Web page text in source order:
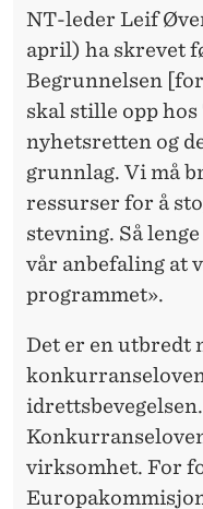
NT-leder Leif
april) ha skrevet
Begrunnelsen
skal stille opp
nyhetsretten og
grunnlag. Vi må
ressurser for å
stevning. Så
vår anbefaling at
programmet».
Det er en utbredt
virksomhet. For